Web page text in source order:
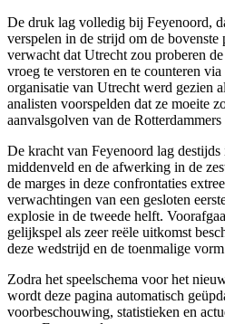
De druk lag volledig bij Feyenoord,
verspelen in de strijd om de bovenste
verwacht dat Utrecht zou proberen
vroeg te verstoren en te counteren
organisatie van Utrecht werd gezien
analisten voorspelden dat ze moeite
aanvalsgolven van de Rotterdammers
De kracht van Feyenoord lag
middenveld en de afwerking in de
de marges in deze confrontaties
verwachtingen van een gesloten
explosie in de tweede helft.
gelijkspel als zeer reële uitkomst
deze wedstrijd en de toenmalige
Zodra het speelschema voor het
wordt deze pagina automatisch
voorbeschouwing, statistieken en